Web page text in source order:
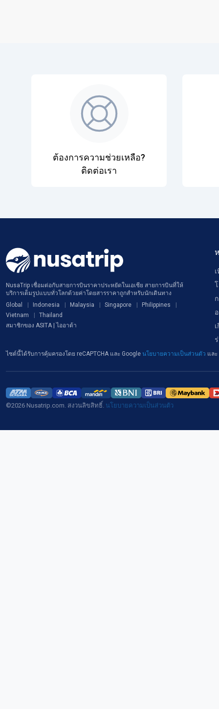
ต้องการความช่วยเหลือ?
ติดต่อเรา
NusaTrip เชื่อมต่อกับสายการบินราคาประหยัดในเอเชีย สายการบินที่ให้
บริการเต็มรูปแบบทั่วโลกด้วยค่าโดยสารราคาถูกสำหรับนักเดินทาง
Global
Indonesia Malaysia Singapore
Philippines
Vietnam
Thailand
สมาชิกของ ASITA | ไออาต้า
ไซต์นี้ได้รับการคุ้มครองโดย reCAPTCHA และ Google นโยบายความเป็นส่วนตัว และ
©2026 Nusatrip.com. สงวนลิขสิทธิ์. นโยบายความเป็นส่วนตัว